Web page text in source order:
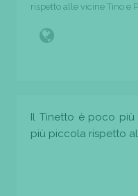
rispetto alle vicine Tino e
Il Tinetto è poco più
più piccola rispetto